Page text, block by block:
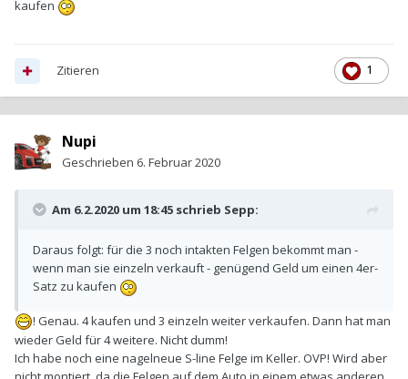
kaufen
1
Zitieren
Nupi
Geschrieben 6. Februar 2020
Am 6.2.2020 um 18:45 schrieb Sepp:
Daraus folgt: für die 3 noch intakten Felgen bekommt man -
wenn man sie einzeln verkauft - genügend Geld um einen 4er-
Satz zu kaufen
! Genau. 4 kaufen und 3 einzeln weiter verkaufen. Dann hat man
wieder Geld für 4 weitere. Nicht dumm!
Ich habe noch eine nagelneue S-line Felge im Keller. OVP! Wird aber